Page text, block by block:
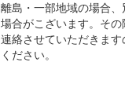
離島・一部地域の場合
場合がこざいます。そ
連絡させていただきま
ください。